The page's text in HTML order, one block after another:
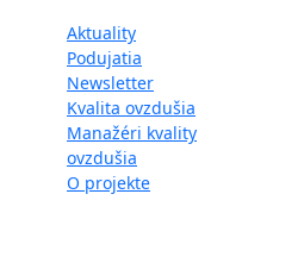
Aktuality
Podujatia
Newsletter
Kvalita ovzdušia
Manažéri kvality
ovzdušia
O projekte